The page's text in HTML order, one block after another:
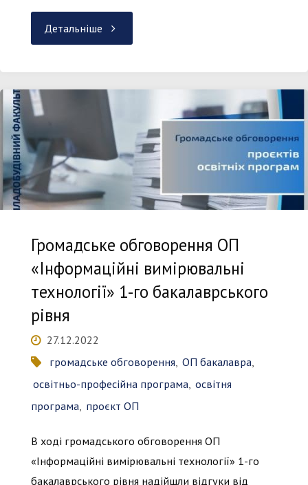
Детальніше "Відкрита
з
експертами
(ОП
магістр)"
Громадське обговорення ОП
«Інформаційні вимірювальні
технології» 1-го бакалаврського
рівня
27.12.2022
громадське обговорення ОП бакалавра
освітньо-професійна програма освітня
програма проєкт ОП
В ході громадського обговорення ОП
«Інформаційні вимірювальні технології» 1-го
бакалаврського рівня надійшли відгуки від